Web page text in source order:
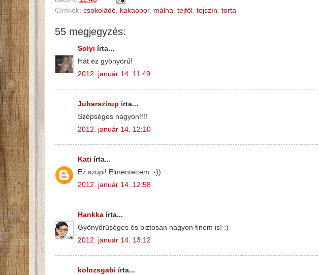
Címkék: csokoládé kakaópor, málna tejföl tejszín torta
55 megjegyzés:
Solyi írta...
Hát ez gyönyörű!
2012. január 14. 11:49
Juharszirup írta...
Szépséges nagyon!!!!
2012. január 14. 12:10
Kati írta...
Ez szupi! Elmentettem :-))
2012. január 14. 12:58
Hankka írta...
Gyönyörűséges és biztosan nagyon finom is! :)
2012. január 14. 13:12
kolozsgabi írta...